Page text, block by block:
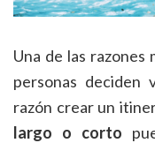
Una de las razones
personas deciden
razón crear un
largo o corto